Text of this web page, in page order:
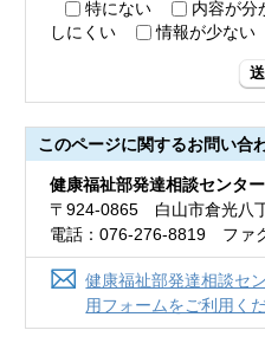
特にない
内容が分
しにくい
情報が少ない
このページに関するお問い合
健康福祉部発達相談センター
〒924-0865 白山市倉光八
電話：076-276-8819 ファ
健康福祉部発達相談セ
用フォームをご利用くだ